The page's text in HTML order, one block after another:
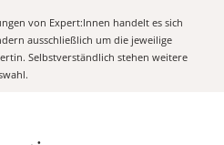
von Expert:Innen handelt es sich
ausschließlich um die jeweilige
Selbstverständlich stehen weitere